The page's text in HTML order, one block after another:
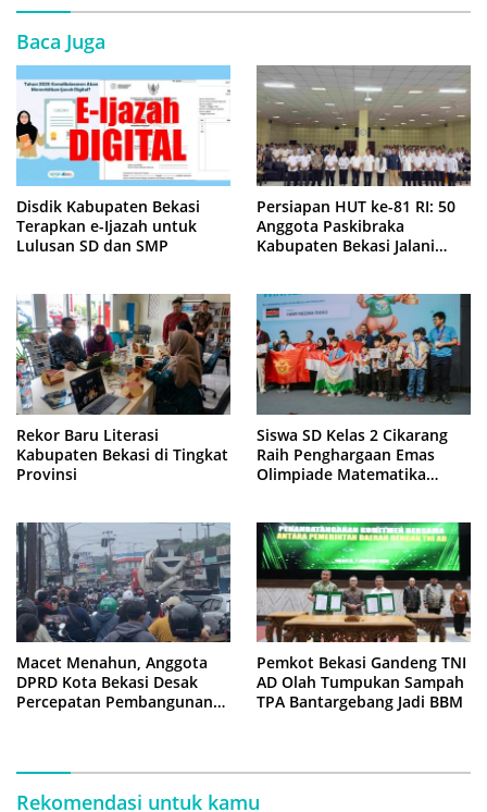
Baca Juga
Disdik Kabupaten Bekasi
Terapkan e-Ijazah untuk
Lulusan SD dan SMP
Persiapan HUT ke-81 RI: 50
Anggota Paskibraka
Kabupaten Bekasi Jalani
Rekor Baru Literasi
Kabupaten Bekasi di Tingkat
Provinsi
Siswa SD Kelas 2 Cikarang
Raih Penghargaan Emas
Olimpiade Matematika
Macet Menahun, Anggota
DPRD Kota Bekasi Desak
Percepatan Pembangunan
Pemkot Bekasi Gandeng TNI
AD Olah Tumpukan Sampah
TPA Bantargebang Jadi BBM
Rekomendasi untuk kamu